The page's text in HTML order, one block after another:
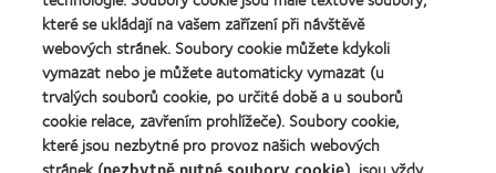
2010
(2012)
Wealth
of
health
2011
(2011)
Cena
ODMA
2011
(2011)
Learn
more
about
Cena
REBRAND
které se ukládají na vašem zařízení při návštěvě
webových stránek. Soubory cookie můžete kdykoli
vymazat nebo je můžete automaticky vymazat (u
trvalých souborů cookie, po určité době a u souborů
cookie relace, zavřením prohlížeče). Soubory cookie,
které jsou nezbytné pro provoz našich webových